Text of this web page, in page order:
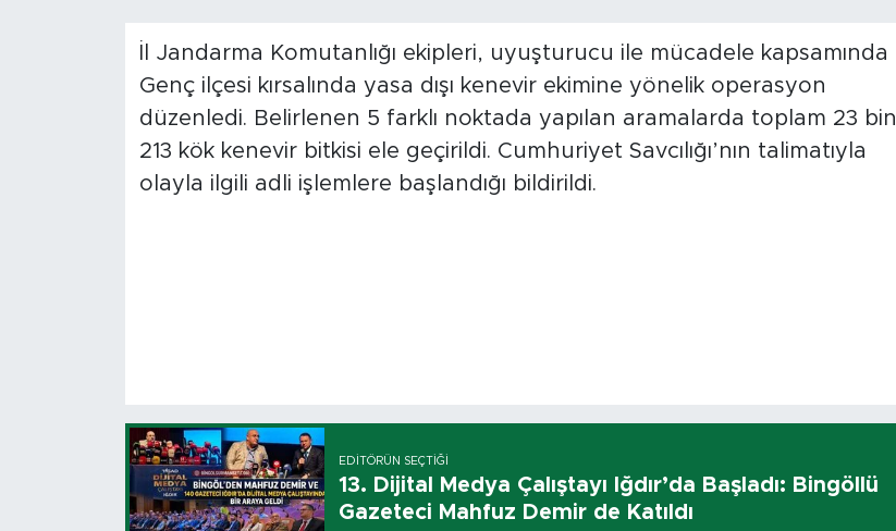
İl Jandarma Komutanlığı ekipleri, uyuşturucu ile mücadele kapsamında
Genç ilçesi kırsalında yasa dışı kenevir ekimine yönelik operasyon
düzenledi. Belirlenen 5 farklı noktada yapılan aramalarda toplam 23 bin
213 kök kenevir bitkisi ele geçirildi. Cumhuriyet Savcılığı’nın talimatıyla
olayla ilgili adli işlemlere başlandığı bildirildi.
EDITÖRÜN SEÇTIĞI
13. Dijital Medya Çalıştayı Iğdır’da Başladı: Bingöllü
Gazeteci Mahfuz Demir de Katıldı
Hava Durumu
Tavz Der
Bingöl Kaza Haberleri